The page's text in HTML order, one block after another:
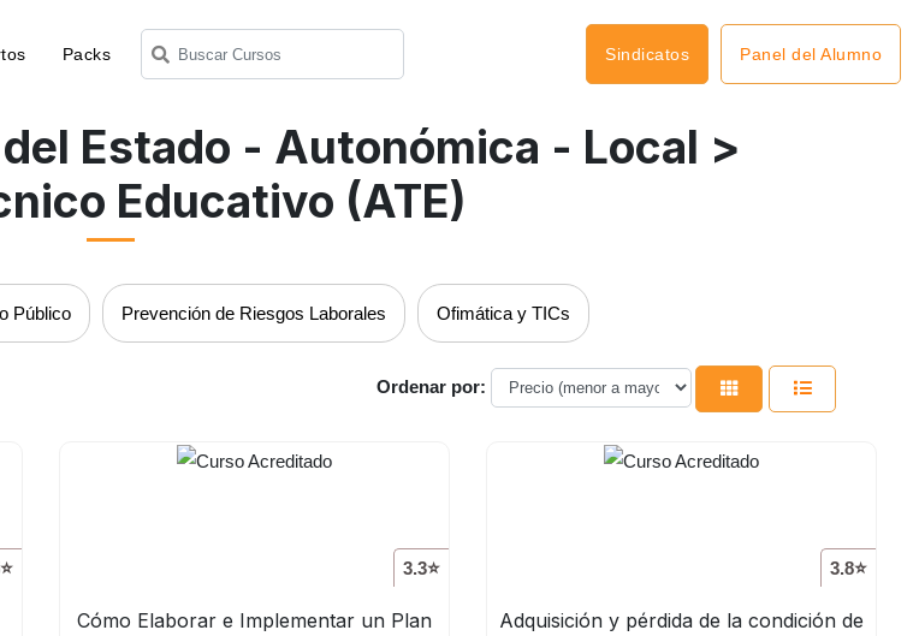
Packs Sindicatos Panel del Alumno
Estado - Autonómica - Local >
Educativo (ATE)
Público Prevención de Riesgos Laborales Ofimática y TICs
Ordenar por:
3.3⭐
Cómo Elaborar e Implementar un Plan
3.8⭐
Adquisición y pérdida de la condición de